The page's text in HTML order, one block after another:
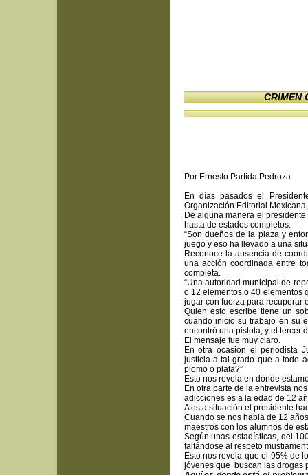
CRIMEN
Por Ernesto Partida Pedroza
En días pasados el
Organización Editorial
De alguna manera el
hasta de estados completos.
“Son dueños de la plaza y
juego y eso ha llevado a una
Reconoce la ausencia de
una acción coordinada entre
completa.
“Una autoridad municipal de
o 12 elementos o 40 elementos
jugar con fuerza para recuperar
Quien esto escribe tiene un
cuando inicio su trabajo en su
encontró una pistola, y el tercer
El mensaje fue muy claro.
En otra ocasión el periodista
justicia a tal grado que a todo
plomo o plata?”
Esto nos revela en donde
En otra parte de la entrevista
adicciones es a la edad de 12
A esta situación el presidente
Cuando se nos habla de 12
maestros con los alumnos de
Según unas estadísticas, del
faltándose al respeto
Esto nos revela que el 95% de
jóvenes que buscan las drogas